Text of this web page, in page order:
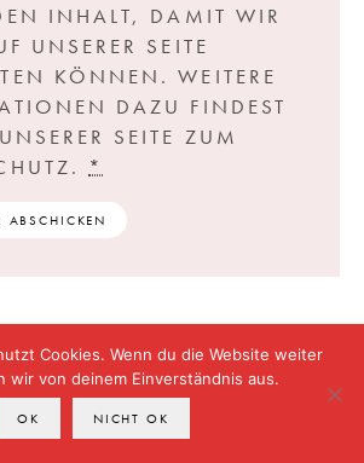
INHALT, DAMIT WIR
UNSERER SEITE
KÖNNEN. WEITERE
DAZU FINDEST
SEITE ZUM
*
Cookies. Wenn du die Website weiter
wir von deinem Einverständnis aus.
OK NICHT OK